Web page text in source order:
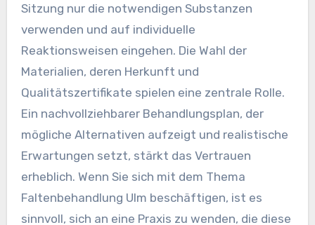
Sitzung nur die notwendigen Substanzen
verwenden und auf individuelle
Reaktionsweisen eingehen. Die Wahl der
Materialien, deren Herkunft und
Qualitätszertifikate spielen eine zentrale Rolle.
Ein nachvollziehbarer Behandlungsplan, der
mögliche Alternativen aufzeigt und realistische
Erwartungen setzt, stärkt das Vertrauen
erheblich. Wenn Sie sich mit dem Thema
Faltenbehandlung Ulm beschäftigen, ist es
sinnvoll, sich an eine Praxis zu wenden, die diese